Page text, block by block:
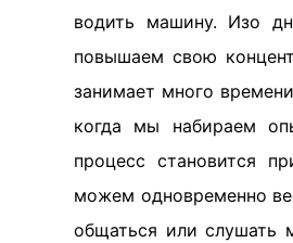
водить машину. Изо
повышаем свою
занимает много
когда мы набираем
процесс становится
можем одновременно
общаться или слушать